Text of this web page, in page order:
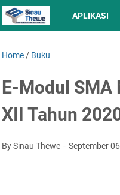
APLIKASI
Home / Buku
E-Modul SMA
XII Tahun
By Sinau Thewe September